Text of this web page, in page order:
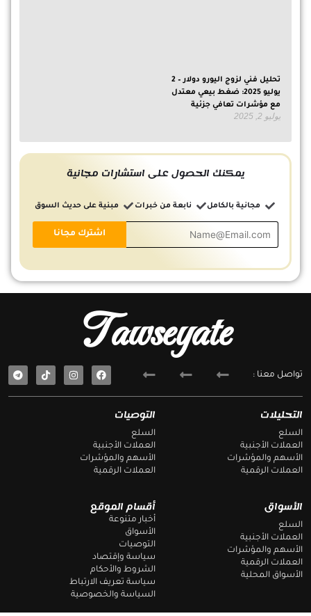
تحليل فني لزوج اليورو دولار – 2
يوليو 2025: ضغط بيعي معتدل
مع مؤشرات تعافي جزئية
يوليو 2, 2025
يمكنك الحصول على استشارات مجانية
مجانية بالكامل نابعة من خبرات مبنية على حديث السوق
أقسام الموقع
أخبار متنوعة
الأسواق
التوصيات
سياسة وإقتصاد
الشروط والأحكام
سياسة تعريف الارتباط
السياسة والخصوصية
الأسواق
السلع
العملات الأجنبية
الأسهم والمؤشرات
العملات الرقمية
الأسواق المحلية
التوصيات
السلع
العملات الأجنبية
الأسهم والمؤشرات
العملات الرقمية
التحليلات
السلع
العملات الأجنبية
الأسهم والمؤشرات
العملات الرقمية
Tawseyate
تواصل معنا :
F
a
e
T
e
e